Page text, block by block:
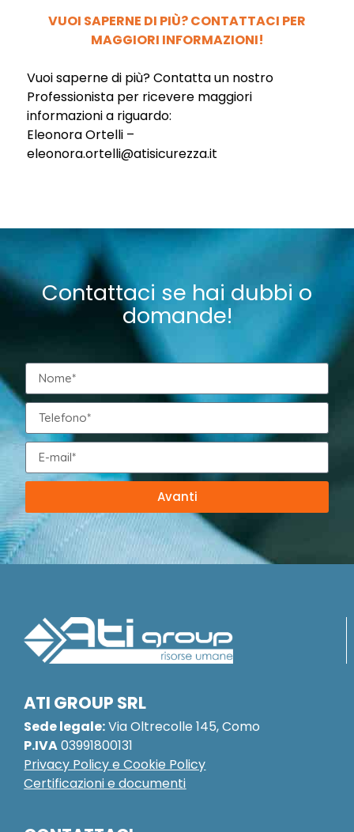
VUOI SAPERNE DI PIÙ? CONTATTACI PER
MAGGIORI INFORMAZIONI!
Vuoi saperne di più? Contatta un nostro
Professionista per ricevere maggiori
informazioni a riguardo:
Eleonora Ortelli –
eleonora.ortelli@atisicurezza.it
Contattaci se hai dubbi o
domande!
Avanti
TaggatoNEWS
ATI GROUP SRL
Sede legale:Via Oltrecolle 145, Como
P.IVA03991800131
Privacy Policy e Cookie Policy
Certificazioni e documenti